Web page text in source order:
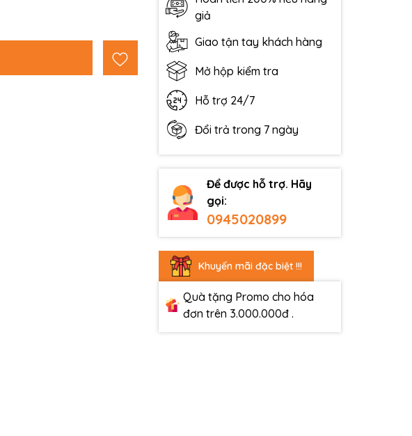
giả
Giao tận tay khách hàng
Mở hộp kiểm tra
Hỗ trợ 24/7
Đổi trả trong 7 ngày
Để được hỗ trợ. Hãy
gọi:
0945020899
Khuyến mãi đặc biệt !!!
Quà tặng Promo cho hóa
đơn trên 3.000.000đ .